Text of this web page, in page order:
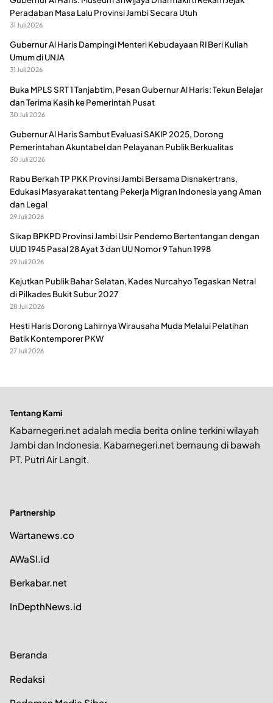
Peradaban Masa Lalu Provinsi Jambi Secara Utuh
31 Juli 2026
Gubernur Al Haris Dampingi Menteri Kebudayaan RI Beri Kuliah
Umum di UNJA
31 Juli 2026
Buka MPLS SRT 1 Tanjabtim, Pesan Gubernur Al Haris: Tekun Belajar
dan Terima Kasih ke Pemerintah Pusat
30 Juli 2026
Gubernur Al Haris Sambut Evaluasi SAKIP 2025, Dorong
Pemerintahan Akuntabel dan Pelayanan Publik Berkualitas
30 Juli 2026
Rabu Berkah TP PKK Provinsi Jambi Bersama Disnakertrans,
Edukasi Masyarakat tentang Pekerja Migran Indonesia yang Aman
dan Legal
29 Juli 2026
Sikap BPKPD Provinsi Jambi Usir Pendemo Bertentangan dengan
UUD 1945 Pasal 28 Ayat 3 dan UU Nomor 9 Tahun 1998
29 Juli 2026
Kejutkan Publik Bahar Selatan, Kades Nurcahyo Tegaskan Netral
di Pilkades Bukit Subur 2027
28 Juli 2026
Hesti Haris Dorong Lahirnya Wirausaha Muda Melalui Pelatihan
Batik Kontemporer PKW
27 Juli 2026
Tentang Kami
Kabarnegeri.net adalah media berita online terkini wilayah
Jambi dan Indonesia. Kabarnegeri.net bernaung di bawah
PT. Putri Air Langit.
Partnership
Wartanews.co
AWaSI.id
Berkabar.net
InDepthNews.id
Beranda
Redaksi